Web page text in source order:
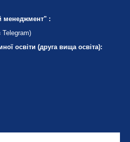
менеджмент" :
Telegram)
освіти (друга вища освіта):